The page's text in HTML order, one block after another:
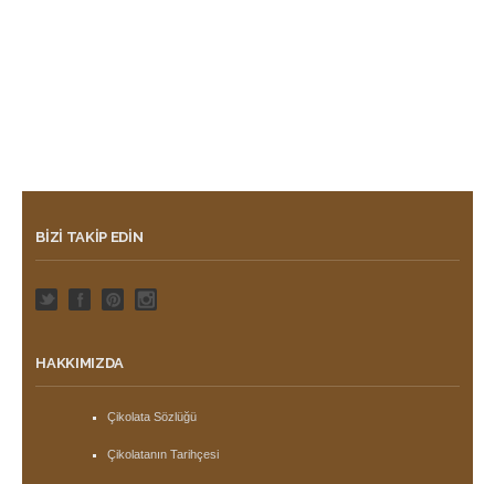
BIZI TAKIP EDIN
HAKKIMIZDA
Çikolata Sözlüğü
Çikolatanın Tarihçesi